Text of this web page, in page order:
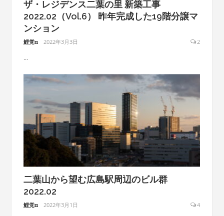
ザ・レジデンス二葉の里 新築工事
2022.02（Vol.6） 昨年完成した19階分譲マ
ンション
鯉党α 2022年3月3日 2
...
二葉山から望む広島駅周辺のビル群
2022.02
鯉党α 2022年3月1日 4